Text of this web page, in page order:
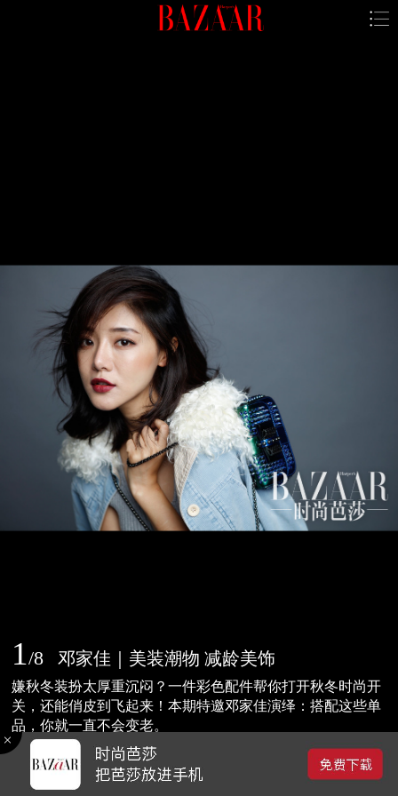
1/8 邓家佳｜美装潮物 减龄美饰
嫌秋冬装扮太厚重沉闷？一件彩色配件帮你打开秋冬时尚开
关，还能俏皮到飞起来！本期特邀邓家佳演绎：搭配这些单
品，你就一直不会变老。
2015-12-10 19:23
0